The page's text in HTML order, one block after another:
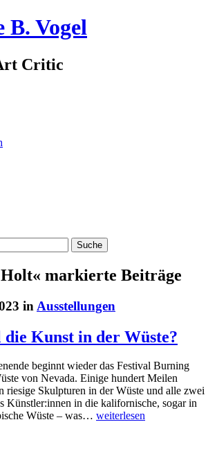
B. Vogel
Critic
markierte Beiträge
in Ausstellungen
die Kunst in der Wüste?
beginnt wieder das Festival Burning
von Nevada. Einige hundert Meilen
riesige Skulpturen in der Wüste und alle zwei
Künstler:innen in die kalifornische, sogar in
Wüste – was… weiterlesen